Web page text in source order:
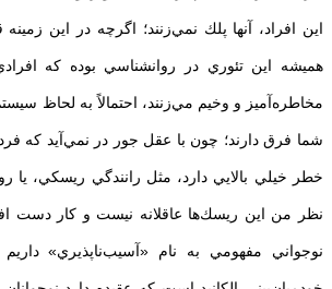
اين افراد، آنها پلك نمي‌زنند؛ اگرچه در اين
هميشه اين تئوري در روانشناسي بوده كه
مخاطره‌آميز و وخيم مي‌زنند، احتمالاً به لحاظ
شما فرق دارند؛ چون با عقل جور در نمي‌آيد كه
خطر خيلي بالايي دارد، مثل رانندگي ريسكي،
نظر من اين ريسك‌ها عاقلانه نيست و كار دست
نوجواني مفهومي به نام «آسيب‌ناپذيري»